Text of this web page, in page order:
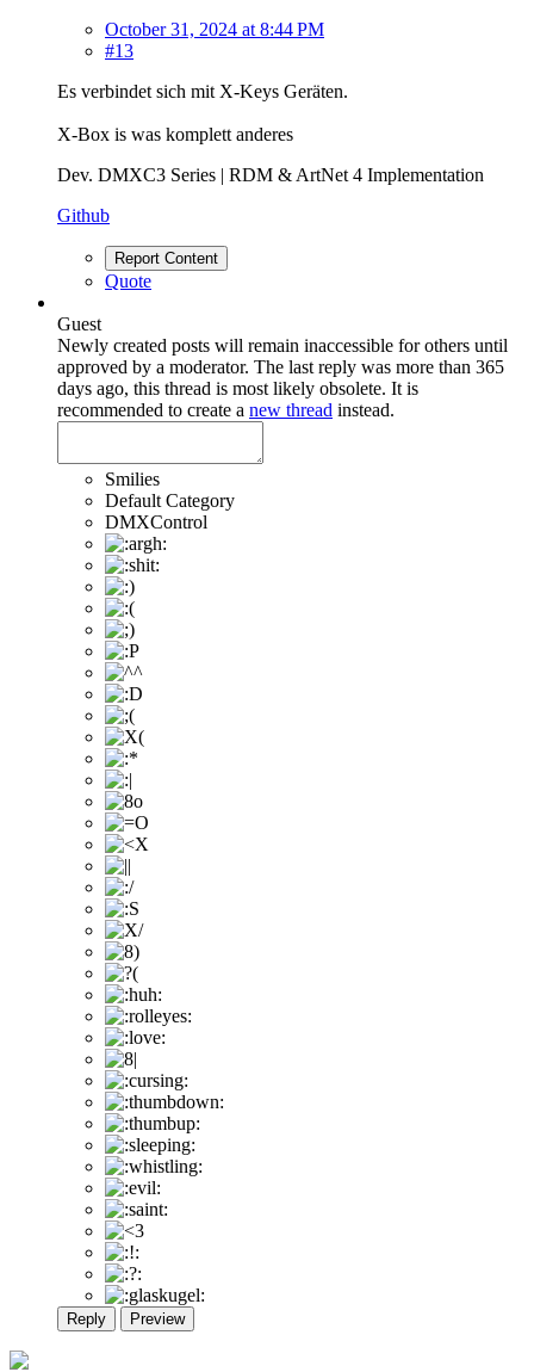
October 31, 2024 at 8:44 PM
#13
Es verbindet sich mit X-Keys Geräten.
X-Box is was komplett anderes
Dev. DMXC3 Series | RDM & ArtNet 4 Implementation
Github
Report Content
Quote
Guest
Newly created posts will remain inaccessible for others until
approved by a moderator. The last reply was more than 365
days ago, this thread is most likely obsolete. It is
recommended to create a new thread instead.
Smilies
Default Category
DMXControl
Reply Preview